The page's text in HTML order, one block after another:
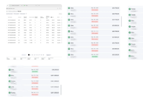
es. They now show a fictitious negative
prevent account closure and justify
liberate scheme to prevent withdrawals.